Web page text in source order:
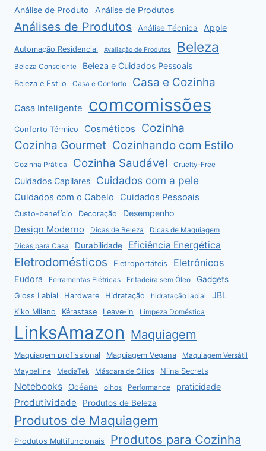
Análise de Produto
Análise de Produtos
Análises de Produtos Análise Técnica Apple
Automação Residencial Avaliação de Produtos Beleza
Beleza Consciente Beleza e Cuidados Pessoais
Beleza e Estilo Casa e Conforto Casa e Cozinha
Casa Inteligente comcomissões
Conforto Térmico Cosméticos Cozinha
Cozinha Gourmet Cozinhando com Estilo
Cozinha Prática Cozinha Saudável Cruelty-Free
Cuidados Capilares Cuidados com a pele
Cuidados com o Cabelo Cuidados Pessoais
Custo-benefício Decoração Desempenho
Design Moderno Dicas de Beleza
Dicas de Maquiagem
Dicas para Casa
Durabilidade Eficiência Energética
Eletrodomésticos Eletroportáteis Eletrônicos
Eudora Ferramentas Elétricas Fritadeira sem Óleo Gadgets
Gloss Labial Hardware Hidratação hidratação labial JBL
Kiko Milano Kérastase Leave-in Limpeza Doméstica
LinksAmazon Maquiagem
Maquiagem profissional Maquiagem Vegana
Maquiagem Versátil
Maybelline
MediaTek Máscara de Cílios Niina Secrets
Notebooks Océane olhos Performance praticidade
Produtividade Produtos de Beleza
Produtos de Maquiagem
Produtos Multifuncionais Produtos para Cozinha